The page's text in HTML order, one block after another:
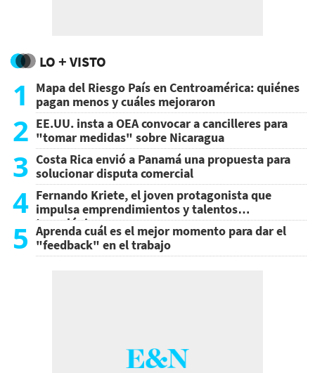
LO + VISTO
1
Mapa del Riesgo País en Centroamérica: quiénes
pagan menos y cuáles mejoraron
2 EE.UU. insta a OEA convocar a cancilleres para
"tomar medidas" sobre Nicaragua
3 Costa Rica envió a Panamá una propuesta para
solucionar disputa comercial
4 Fernando Kriete, el joven protagonista que
impulsa emprendimientos y talentos
tecnológicos
5 Aprenda cuál es el mejor momento para dar el
"feedback" en el trabajo